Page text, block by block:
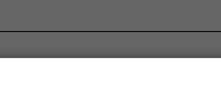
utile aceste informații?